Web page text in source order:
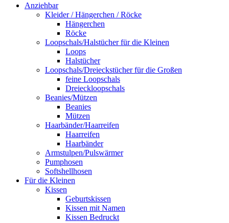
Anziehbar
Kleider / Hängerchen / Röcke
Hängerchen
Röcke
Loopschals/Halstücher für die Kleinen
Loops
Halstücher
Loopschals/Dreieckstücher für die Großen
feine Loopschals
Dreieckloopschals
Beanies/Mützen
Beanies
Mützen
Haarbänder/Haarreifen
Haarreifen
Haarbänder
Armstulpen/Pulswärmer
Pumphosen
Softshellhosen
Für die Kleinen
Kissen
Geburtskissen
Kissen mit Namen
Kissen Bedruckt